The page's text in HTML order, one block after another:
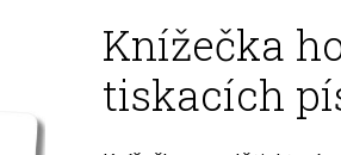
Knížečka
tiskacích